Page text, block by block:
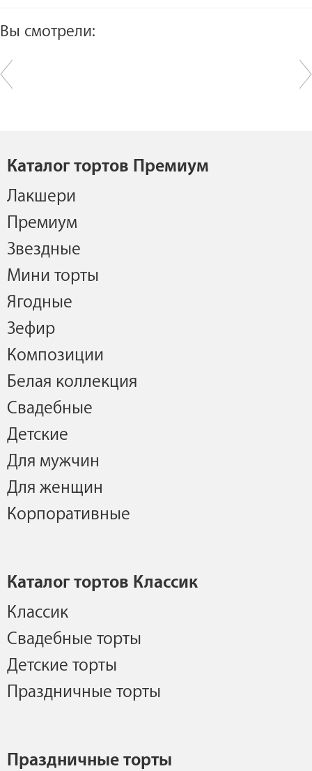
Вы смотрели:
Каталог тортов Премиум
Лакшери
Премиум
Звездные
Мини торты
Ягодные
Зефир
Композиции
Белая коллекция
Свадебные
Детские
Для мужчин
Для женщин
Корпоративные
Каталог тортов Классик
Классик
Свадебные торты
Детские торты
Праздничные торты
Праздничные торты